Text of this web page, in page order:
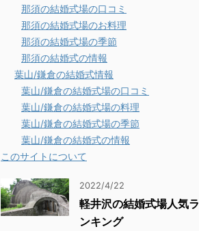
那須の結婚式場の口コミ
那須の結婚式場のお料理
那須の結婚式場の季節
那須の結婚式の情報
葉山/鎌倉の結婚式情報
葉山/鎌倉の結婚式場の口コミ
葉山/鎌倉の結婚式場の料理
葉山/鎌倉の結婚式場の季節
葉山/鎌倉の結婚式の情報
このサイトについて
2022/4/22
軽井沢の結婚式場人気ラ
ンキング